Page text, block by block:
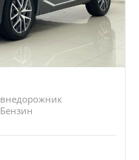
внедорожник
Бензин